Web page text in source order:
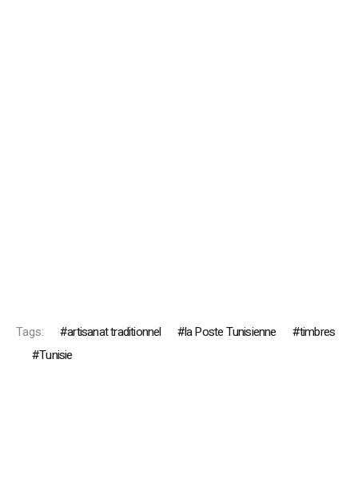
Tags: artisanat traditionnel la Poste Tunisienne
timbres
Tunisie